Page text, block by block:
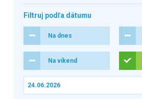
Filtruj podľa dátumu
Na dnes
Na víkend